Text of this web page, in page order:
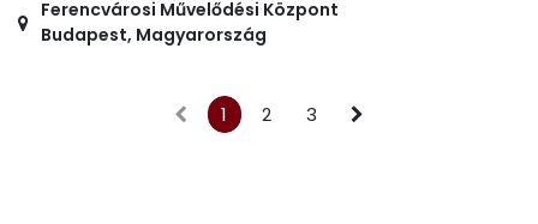
Ferencvárosi Művelődési Központ
Budapest, Magyarország
1 2 3